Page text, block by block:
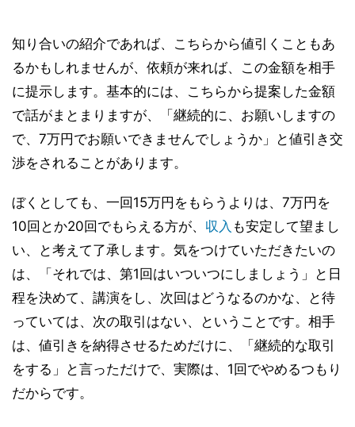
知り合いの紹介であれば、こちらから値引くこともあ
るかもしれませんが、依頼が来れば、この金額を相手
に提示します。基本的には、こちらから提案した金額
で話がまとまりますが、「継続的に、お願いしますの
で、7万円でお願いできませんでしょうか」と値引き交
渉をされることがあります。
ぼくとしても、一回15万円をもらうよりは、7万円を
10回とか20回でもらえる方が、 収入 も安定して望まし
い、と考えて了承します。気をつけていただきたいの
は、「それでは、第1回はいついつにしましょう」と日
程を決めて、講演をし、次回はどうなるのかな、と待
っていては、次の取引はない、ということです。相手
は、値引きを納得させるためだけに、「継続的な取引
をする」と言っただけで、実際は、1回でやめるつもり
だからです。